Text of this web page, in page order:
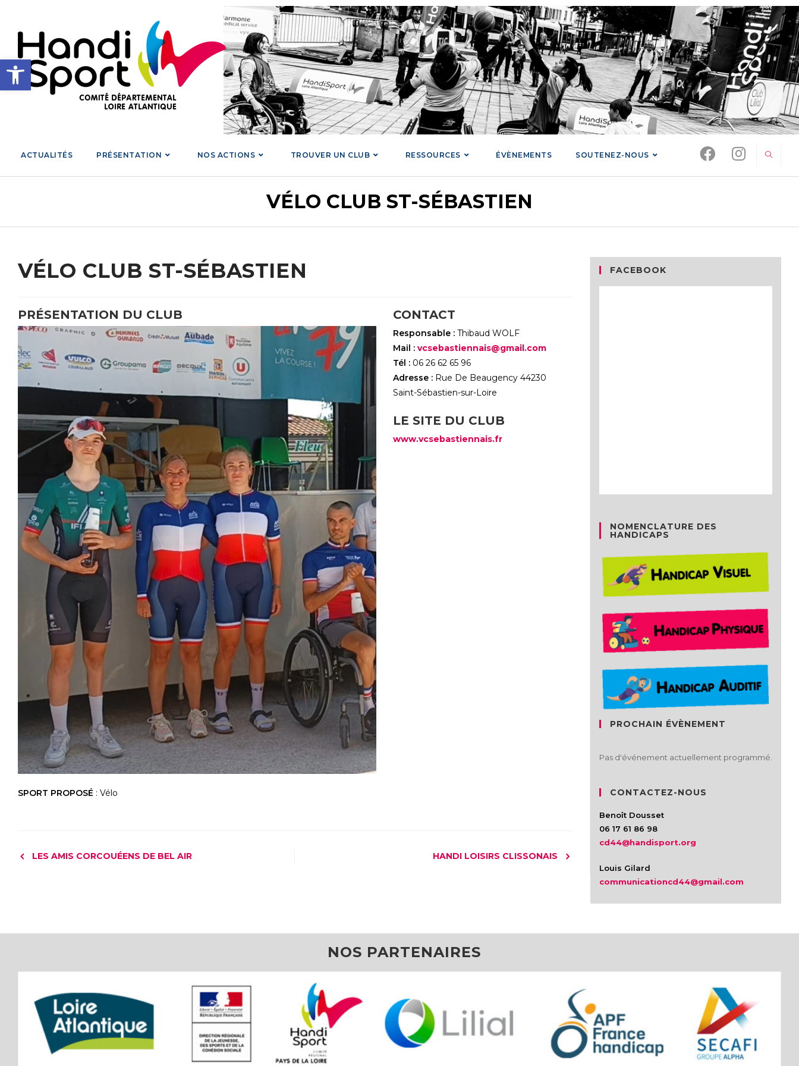
Ouvrir la barre d’outils
content
ACTUALITÉS PRÉSENTATION NOS ACTIONS TROUVER UN CLUB RESSOURCES ÉVÈNEMENTS SOUTENEZ-NOUS
VÉLO CLUB ST-SÉBASTIEN
VÉLO CLUB ST-SÉBASTIEN
PRÉSENTATION DU CLUB
SPORT PROPOSÉ : Vélo
CONTACT
Responsable :Thibaud WOLF
Mail : vcsebastiennais@gmail.com
Tél :06 26 62 65 96
Adresse :Rue De Beaugency 44230
Saint-Sébastien-sur-Loire
LE SITE DU CLUB
www.vcsebastiennais.fr
LES AMIS CORCOUÉENS DE BEL AIR HANDI LOISIRS CLISSONAIS
FACEBOOK
NOMENCLATURE DES
HANDICAPS
PROCHAIN ÉVÈNEMENT
Pas d'événement actuellement programmé.
CONTACTEZ-NOUS
Benoît Dousset
06 17 61 86 98
cd44@handisport.org
Louis Gilard
communicationcd44@gmail.com
NOS PARTENAIRES